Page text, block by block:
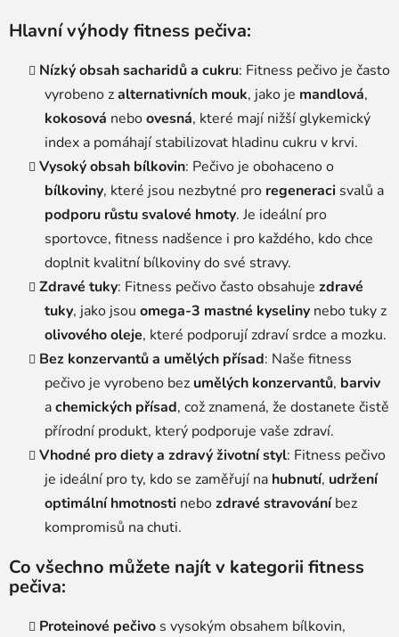
p
s
u
Hlavní výhody fitness pečiva:
Nízký obsah sacharidů a cukru: Fitness pečivo je často
vyrobeno zalternativních mouk, jako je mandlová,
kokosová neboovesná, které mají nižší glykemický
index a pomáhají stabilizovat hladinu cukru v krvi.
Vysoký obsah bílkovin: Pečivo je obohaceno o
bílkoviny, které jsou nezbytné pro regeneraci svalů a
podporu růstu svalové hmoty. Je ideální pro
sportovce, fitness nadšence i pro každého, kdo chce
doplnit kvalitní bílkoviny do své stravy.
Zdravé tuky: Fitness pečivo často obsahuje zdravé
tuky, jako jsou omega-3 mastné kyseliny nebo tuky z
olivového oleje, které podporují zdraví srdce a mozku.
Bez konzervantů a umělých přísad: Naše fitness
pečivo je vyrobeno bez umělých konzervantů, barviv
achemických přísad, což znamená, že dostanete čistě
přírodní produkt, který podporuje vaše zdraví.
Vhodné pro diety a zdravý životní styl: Fitness pečivo
je ideální pro ty, kdo se zaměřují na hubnutí, udržení
optimální hmotnosti nebozdravé stravováníbez
kompromisů na chuti.
Co všechno můžete najít v kategorii fitness
pečiva:
Proteinové pečivo s vysokým obsahem bílkovin,